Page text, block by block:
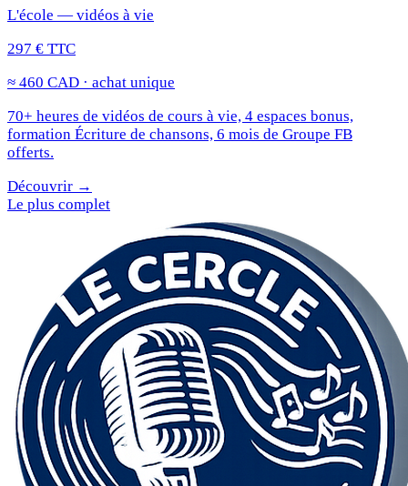
L'école — vidéos à vie
297 € TTC
≈ 460 CAD · achat unique
70+ heures de vidéos de cours à vie, 4 espaces bonus,
formation Écriture de chansons, 6 mois de Groupe FB
offerts.
Découvrir →
Le plus complet